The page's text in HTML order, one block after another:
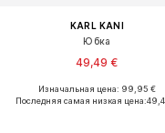
KARL KANI
Юбка
49,49 €
Доступные размеры: 34, 36, 38,
Изначальная цена: 99,95 €
Последняя самая низкая цена: